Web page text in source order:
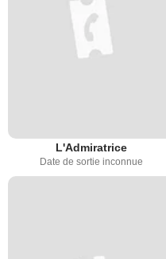
L'Admiratrice
Date de sortie inconnue